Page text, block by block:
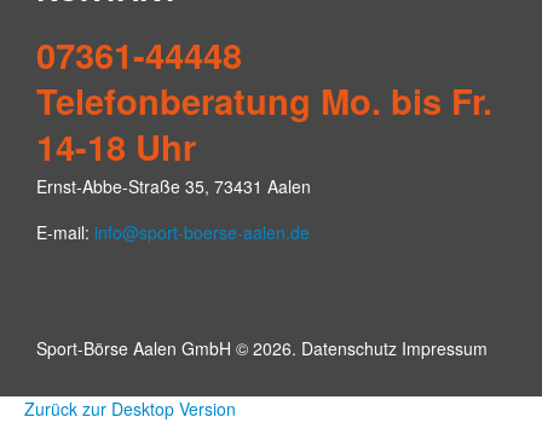
07361-44448
Telefonberatung Mo. bis Fr.
14-18 Uhr
Ernst-Abbe-Straße 35, 73431 Aalen
E-mail: info@sport-boerse-aalen.de
Sport-Börse Aalen GmbH © 2026. Datenschutz Impressum
Zurück zur Desktop Version